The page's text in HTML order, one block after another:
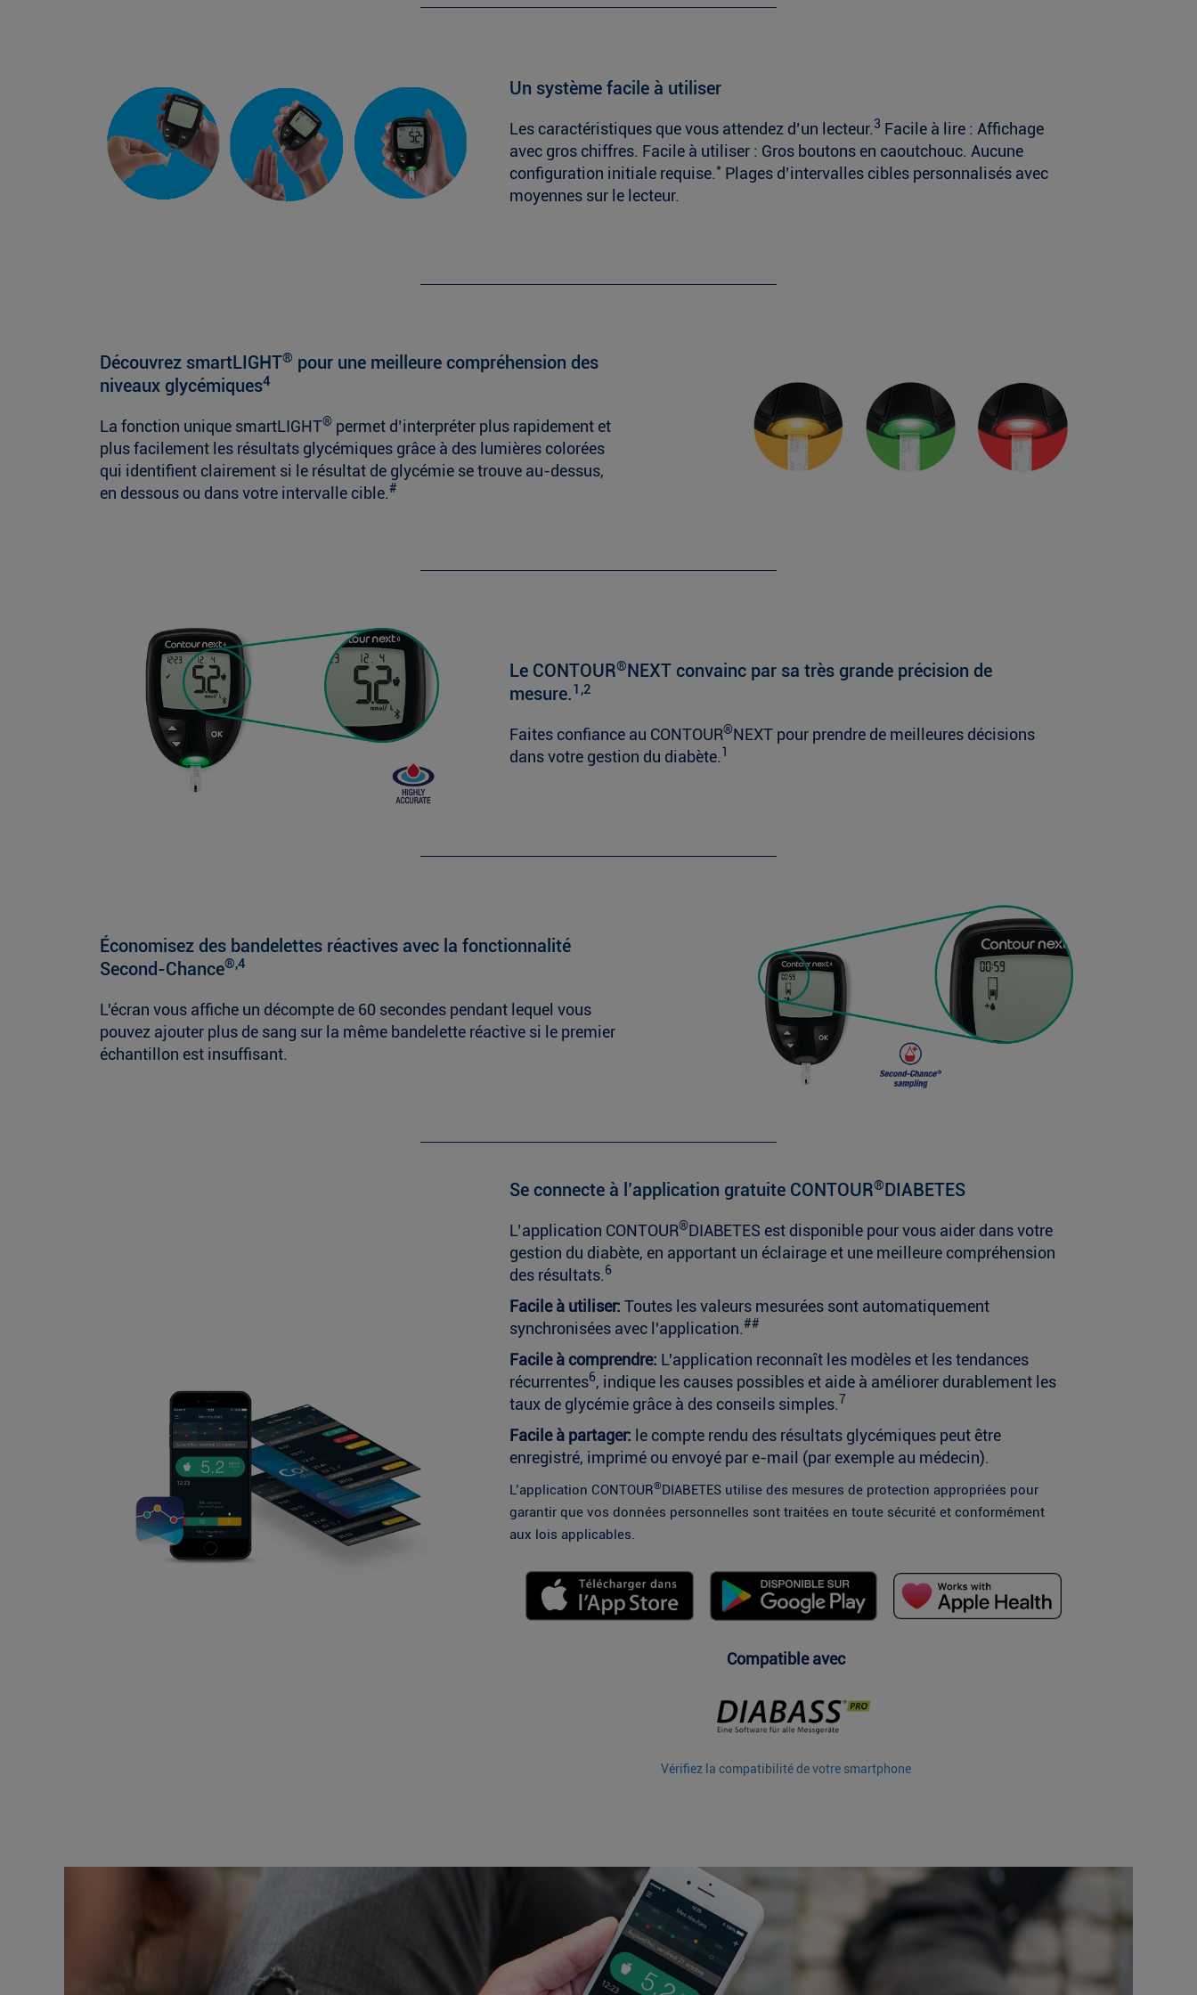
Un système facile à utiliser
Les caractéristiques que vous attendez d’un lecteur.3 Facile à lire : Affichage
avec gros chiffres. Facile à utiliser : Gros boutons en caoutchouc. Aucune
configuration initiale requise.* Plages d’intervalles cibles personnalisés avec
moyennes sur le lecteur.
Découvrez smartLIGHT® pour une meilleure compréhension des
niveaux glycémiques4
La fonction unique smartLIGHT® permet d’interpréter plus rapidement et
plus facilement les résultats glycémiques grâce à des lumières colorées
qui identifient clairement si le résultat de glycémie se trouve au-dessus,
en dessous ou dans votre intervalle cible.#
Le CONTOUR®NEXT convainc par sa très grande précision de
mesure.1,2
Faites confiance au CONTOUR®NEXT pour prendre de meilleures décisions
dans votre gestion du diabète.1
Économisez des bandelettes réactives avec la fonctionnalité
Second-Chance®,4
L'écran vous affiche un décompte de 60 secondes pendant lequel vous
pouvez ajouter plus de sang sur la même bandelette réactive si le premier
échantillon est insuffisant.
Se connecte à l’application gratuite CONTOUR®DIABETES
L’application CONTOUR®DIABETES est disponible pour vous aider dans votre
gestion du diabète, en apportant un éclairage et une meilleure compréhension
des résultats.6
Facile à utiliser: Toutes les valeurs mesurées sont automatiquement
synchronisées avec l'application.##
Facile à comprendre: L'application reconnaît les modèles et les tendances
récurrentes6, indique les causes possibles et aide à améliorer durablement les
taux de glycémie grâce à des conseils simples.7
Facile à partager: le compte rendu des résultats glycémiques peut être
enregistré, imprimé ou envoyé par e-mail (par exemple au médecin).
L’application CONTOUR®DIABETES utilise des mesures de protection appropriées pour
garantir que vos données personnelles sont traitées en toute sécurité et conformément
aux lois applicables.
Compatible avec
Vérifiez la compatibilité de votre smartphone